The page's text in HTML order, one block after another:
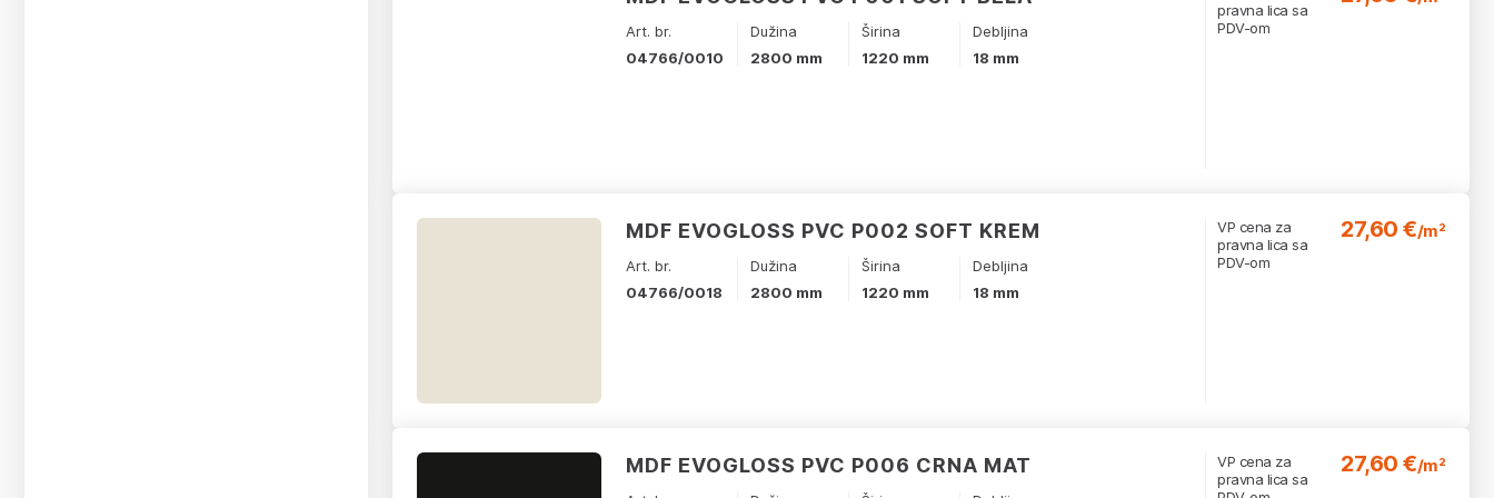
Art. br.
04766/0010
Dužina
2800 mm
Širina
1220 mm
Debljina
18 mm
pravna lica sa
PDV-om
MDF EVOGLOSS PVC P002 SOFT KREM
Art. br.
04766/0018
Dužina
2800 mm
Širina
1220 mm
Debljina
18 mm
VP cena za
pravna lica sa
PDV-om
27,60 €/m²
MDF EVOGLOSS PVC P006 CRNA MAT
VP cena za
pravna lica sa
27,60 €/m²